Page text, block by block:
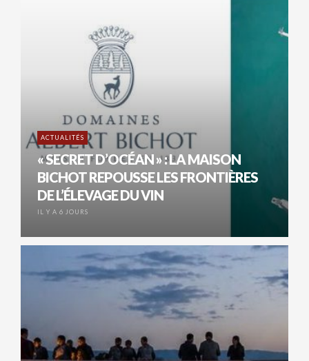
ACTUALITÉS
« SECRET D’OCÉAN » : LA MAISON
BICHOT REPOUSSE LES FRONTIÈRES
DE L’ÉLEVAGE DU VIN
IL Y A 6 JOURS